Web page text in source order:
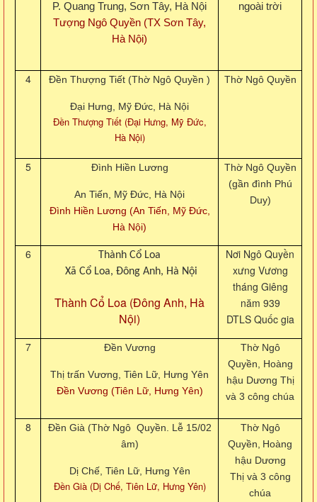
P. Quang Trung, Sơn Tây, Hà Nội
Tượng Ngô Quyền (TX Sơn Tây,
Hà Nội)
ngoài trời
4 Đền Thượng Tiết (Thờ Ngô Quyền )
Đại Hưng, Mỹ Đức, Hà Nội
Đền Thượng Tiết (Đại Hưng, Mỹ Đức,
Hà Nội)
Thờ Ngô Quyền
5 Đình Hiền Lương
An Tiến, Mỹ Đức, Hà Nội
Đình Hiền Lương (An Tiến, Mỹ Đức,
Hà Nội)
Thờ Ngô Quyền
(gần đình Phú
Duy)
6
Thành Cổ Loa
Xã Cổ Loa, Đông Anh, Hà Nội
Thành Cổ Loa (Đông Anh, Hà
Nội)
Nơi Ngô Quyền
xưng Vương
tháng Giêng
năm 939
DTLS Quốc gia
7
Đền Vương
Thị trấn Vương, Tiên Lữ, Hưng Yên
Đền Vương (Tiên Lữ, Hưng Yên)
Thờ Ngô
Quyền, Hoàng
hậu Dương Thị
và 3 công chúa
8
Đền Già (Thờ Ngô Quyền. Lễ 15/02
âm)
Dị Chế, Tiên Lữ, Hưng Yên
Đền Già (Dị Chế, Tiên Lữ, Hưng Yên)
Thờ Ngô
Quyền, Hoàng
hậu Dương
Thị và 3 công
chúa